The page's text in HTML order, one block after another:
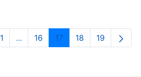
Orrialdea
1 ...Intermediate Pages Use TAB to
Orrialdea
16 Orrialdea
17 Orrialdea
18 Orrialdea
19